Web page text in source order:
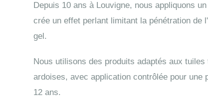
Depuis 10 ans à Louvigne, nous appliquons
crée un effet perlant limitant la pénétration de
gel.
Nous utilisons des produits adaptés aux
ardoises, avec application contrôlée pour une
12 ans.